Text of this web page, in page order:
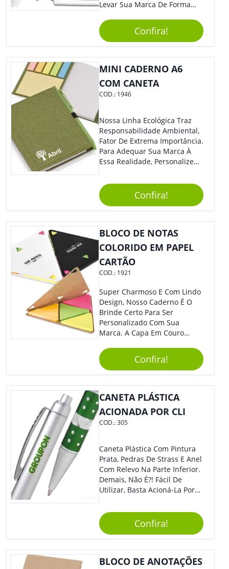
Levar Sua Marca De Forma
Sua Empresa Em Eventos,
Reuniões Corporativas Ou Até
Mesmo Para Presentear
Colaboradores E Parceiros De
Sua Empresa.
Confira!
MINI CADERNO A6
COM CANETA
COD.: 1946
Nossa Linha Ecológica Traz
Responsabilidade Ambiental,
Fator De Extrema Importância.
Para Adequar Sua Marca À
Essa Realidade, Personalize
Anotações Com Post-It E
Caneta. Elaborado A Partir De
Material Reciclado, O Brinde
Também É Prático, Tornando-
Se Assim Excelente Para Uso
Cotidiano. Perfeito, Não É?!
Confira!
BLOCO DE NOTAS
COLORIDO EM PAPEL
CARTÃO
COD.: 1921
Super Charmoso E Com Lindo
Design, Nosso Caderno É O
Brinde Certo Para Ser
Personalizado Com Sua
Marca. A Capa Em Couro
Elástico Permite Maior
Segurança Ao Carregá-Lo.
Ofereça A Seus Clientes E
Colaboradores, Sem Dúvidas
Eles Irão Adorar.
Confira!
CANETA PLÁSTICA
ACIONADA POR CLI
COD.:305
Caneta Plástica Com Pintura
Prata, Pedras De Strass E Anel
Com Relevo Na Parte Inferior.
Demais, Não É?! Fácil De
Utilizar, Basta Acioná-La Por
Confira!
BLOCO DE ANOTAÇÕES